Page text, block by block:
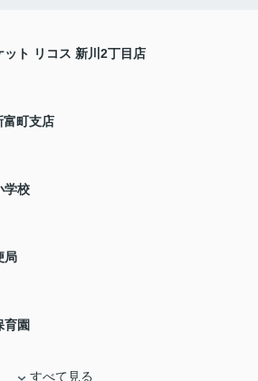
ット リコス 新川2丁目店
町支店
学校
局
育園
すべて見る